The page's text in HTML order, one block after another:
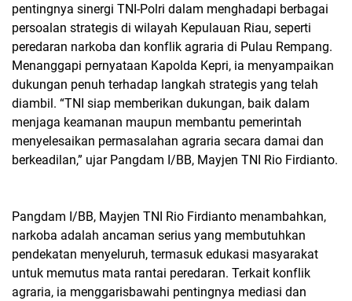
pentingnya sinergi TNI-Polri dalam menghadapi berbagai
persoalan strategis di wilayah Kepulauan Riau, seperti
peredaran narkoba dan konflik agraria di Pulau Rempang.
Menanggapi pernyataan Kapolda Kepri, ia menyampaikan
dukungan penuh terhadap langkah strategis yang telah
diambil. “TNI siap memberikan dukungan, baik dalam
menjaga keamanan maupun membantu pemerintah
menyelesaikan permasalahan agraria secara damai dan
berkeadilan,” ujar Pangdam I/BB, Mayjen TNI Rio Firdianto.
Pangdam I/BB, Mayjen TNI Rio Firdianto menambahkan,
narkoba adalah ancaman serius yang membutuhkan
pendekatan menyeluruh, termasuk edukasi masyarakat
untuk memutus mata rantai peredaran. Terkait konflik
agraria, ia menggarisbawahi pentingnya mediasi dan